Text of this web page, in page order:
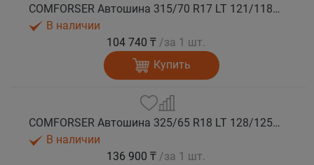
COMFORSER Автошина 315/70 R17 LT 121/118Q CF9000 R/T RWL 10PR лето
В наличии
104 740 ₸ /за 1 шт.
Купить
COMFORSER Автошина 325/65 R18 LT 128/125Q CF9000 R/T RWL 12PR лето
В наличии
136 900 ₸ /за 1 шт.